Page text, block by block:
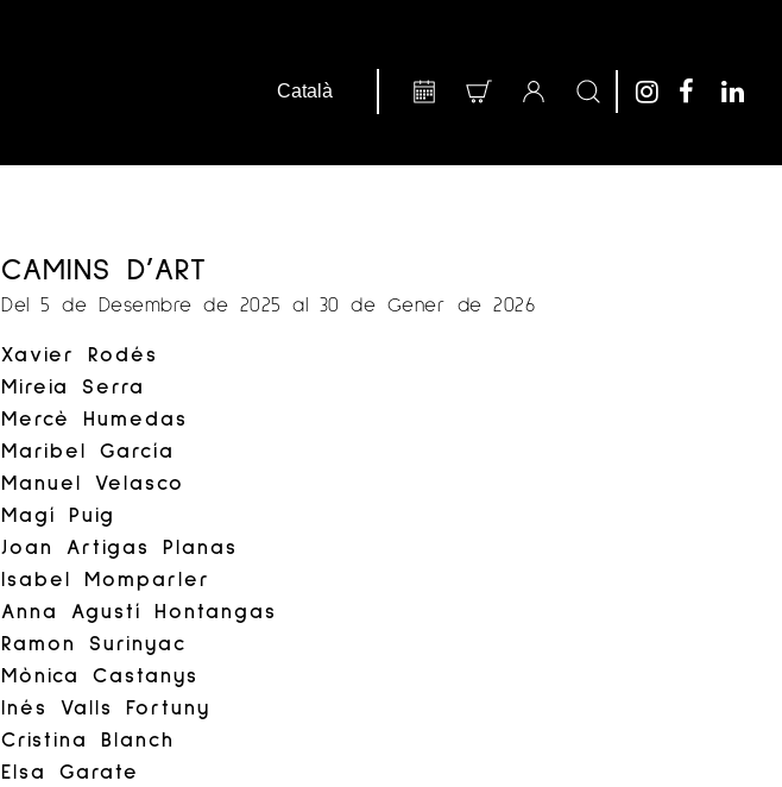
CAMINS D’ART
Del 5 de Desembre de 2025 al 30 de Gener de 2026
Xavier Rodés
Mireia Serra
Mercè Humedas
Maribel García
Manuel Velasco
Magí Puig
Joan Artigas Planas
Isabel Momparler
Anna Agustí Hontangas
Ramon Surinyac
Mònica Castanys
Inés Valls Fortuny
Cristina Blanch
Elsa Garate